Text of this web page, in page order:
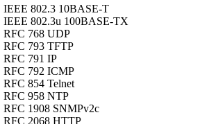
IEEE 802.3 10BASE-T
IEEE 802.3u 100BASE-TX
RFC 768 UDP
RFC 793 TFTP
RFC 791 IP
RFC 792 ICMP
RFC 854 Telnet
RFC 958 NTP
RFC 1908 SNMPv2c
RFC 2068 HTTP